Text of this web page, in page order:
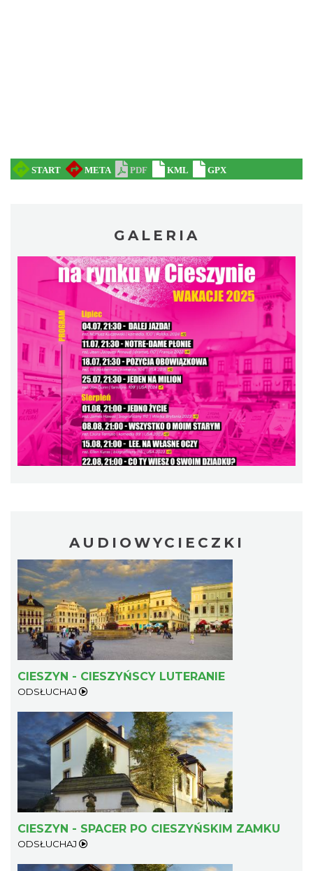
Patroni cieszyńskich ulic - wystawa
Cieszyn
2026-07-03
0.32 km
Ślad. Litera. Piksel. Wystawa z okazji 30-
lecia Muzeum Drukarstwa w Cieszynie
Cieszyn
0.34 km
Cieszyn
2026-08-07
0.43 km
Cieszyn
GALERIA
AUDIOWYCIECZKI
CIESZYN - CIESZYŃSCY LUTERANIE
ODSŁUCHAJ
CIESZYN - SPACER PO CIESZYŃSKIM ZAMKU
ODSŁUCHAJ